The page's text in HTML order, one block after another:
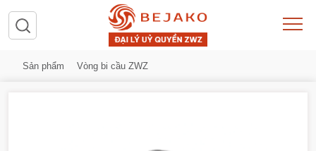
Sản phẩm Vòng bi cầu ZWZ